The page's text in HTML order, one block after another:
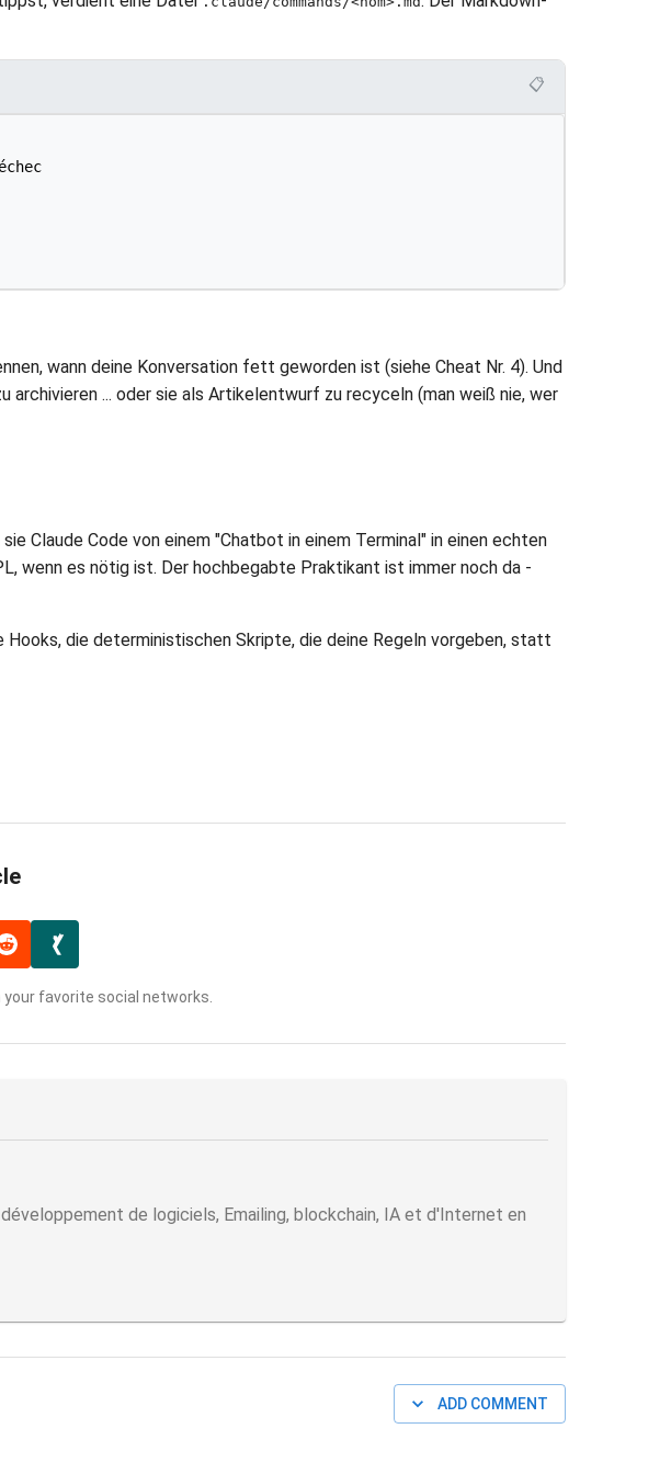
📋
wann deine Konversation fett geworden ist (siehe Cheat Nr. 4). Und
... oder sie als Artikelentwurf zu recyceln (man weiß nie, wer
Claude Code von einem "Chatbot in einem Terminal" in einen echten
wenn es nötig ist. Der hochbegabte Praktikant ist immer noch da -
die deterministischen Skripte, die deine Regeln vorgeben, statt
favorite social networks.
de logiciels, Emailing, blockchain, IA et d'Internet en
ADD COMMENT